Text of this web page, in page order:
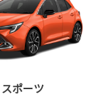
ポーツ